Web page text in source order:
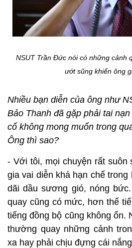
NSUT Trần Đức nói có những cảnh
ướt sũng khiến ông
Nhiều bạn diễn của ông như
Bảo Thanh đã gặp phải tai
cố không mong muốn trong
Ông thì sao?
- Với tôi, mọi chuyện rất suôn
gia vai diễn khá hạn chế trong
dãi dầu sương gió, nóng
quay cũng có mức, hơn thế
tiếng đồng bộ cũng không ổn.
thường quay những cảnh
xa hay phải chịu đựng cái